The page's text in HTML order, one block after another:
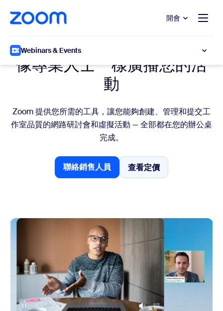
至主要內容
至協助聊天 開會
Webinars & Events
像專業人士一樣廣播您的活
動
Zoom 提供您所需的工具，讓您能夠創建、管理和提交工
作室品質的網路研討會和虛擬活動 — 全部都在您的辦公桌
完成。
聯絡銷售人員
聯絡銷售人員
查看定價
查看定價